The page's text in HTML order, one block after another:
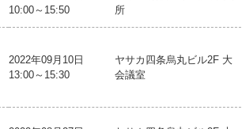
10:00～15:50
所
2022年09月10日
13:00～15:30
ヤサカ四条烏丸ビル2F 大
会議室